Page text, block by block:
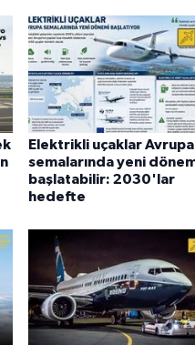
Elektrikli uçaklar Avrupa
semalarında yeni
başlatabilir: 2030'lar
hedefte